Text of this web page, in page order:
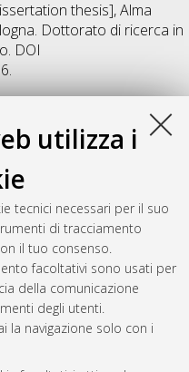
utilizza i
tecnici necessari per il suo
di tracciamento
il tuo consenso.
facoltativi sono usati per
della comunicazione
degli utenti.
la navigazione solo con i
thesis], Alma
Dottorato di ricerca in
DOI
sanitario
alla privacy
di Bologna.
tecnologie, 26 Ciclo.
6683.
Aug 7 20:36:07 2026 CEST